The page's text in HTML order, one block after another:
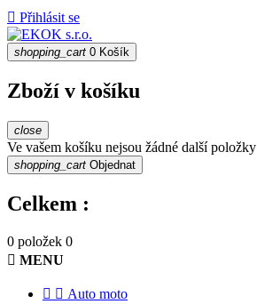
 Přihlásit se
shopping_cart 0 Košík
Zboží v košíku
close
Ve vašem košíku nejsou žádné další položky
shopping_cart Objednat
Celkem :
0 položek 0
 MENU
  Auto moto